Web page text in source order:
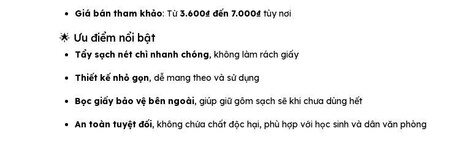
Giá bán tham khảo: Từ 3.600₫ đến 7.000₫ tùy nơi
🌟 Ưu điểm nổi bật
Tẩy sạch nét chì nhanh chóng, không làm rách giấy
Thiết kế nhỏ gọn, dễ mang theo và sử dụng
Bọc giấy bảo vệ bên ngoài, giúp giữ gôm sạch sẽ khi chưa dùng hết
An toàn tuyệt đối, không chứa chất độc hại, phù hợp với học sinh và dân văn phòng